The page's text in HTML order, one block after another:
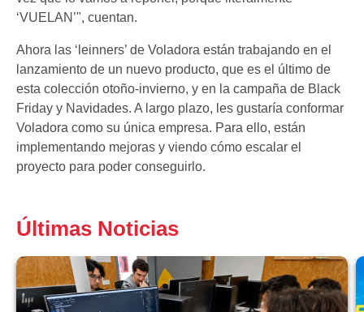
‘VUELAN’", cuentan.
Ahora las ‘leinners’ de Voladora están trabajando en el
lanzamiento de un nuevo producto, que es el último de
esta colección otoño-invierno, y en la campaña de Black
Friday y Navidades. A largo plazo, les gustaría conformar
Voladora como su única empresa. Para ello, están
implementando mejoras y viendo cómo escalar el
proyecto para poder conseguirlo.
Últimas Noticias